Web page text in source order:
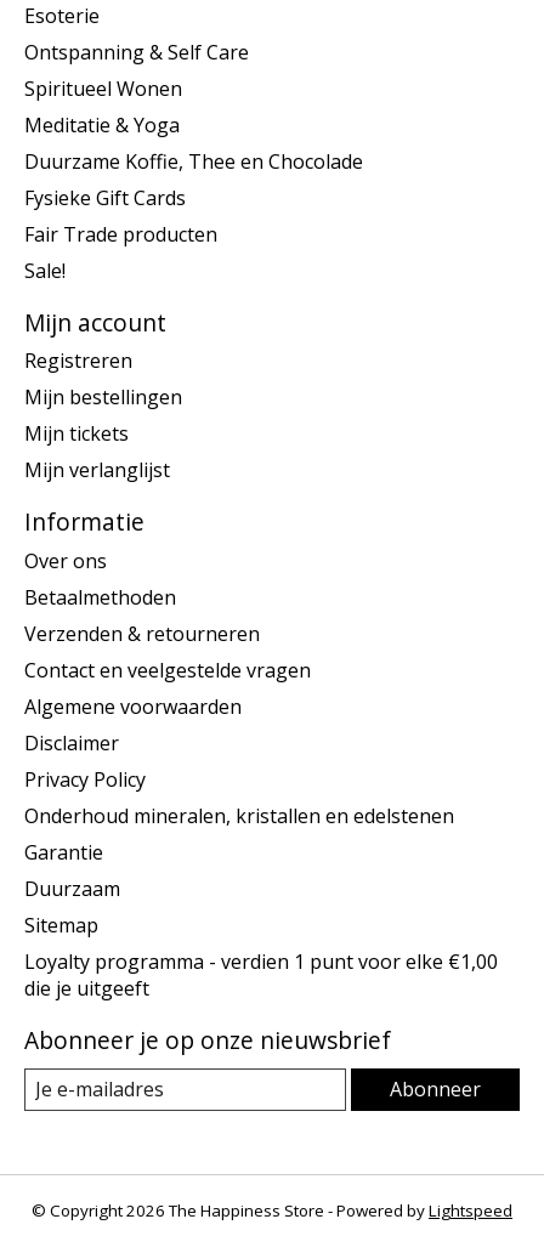
Esoterie
Ontspanning & Self Care
Spiritueel Wonen
Meditatie & Yoga
Duurzame Koffie, Thee en Chocolade
Fysieke Gift Cards
Fair Trade producten
Sale!
Mijn account
Registreren
Mijn bestellingen
Mijn tickets
Mijn verlanglijst
Informatie
Over ons
Betaalmethoden
Verzenden & retourneren
Contact en veelgestelde vragen
Algemene voorwaarden
Disclaimer
Privacy Policy
Onderhoud mineralen, kristallen en edelstenen
Garantie
Duurzaam
Sitemap
Loyalty programma - verdien 1 punt voor elke €1,00
die je uitgeeft
Abonneer je op onze nieuwsbrief
Abonneer
© Copyright 2026 The Happiness Store - Powered byLightspeed